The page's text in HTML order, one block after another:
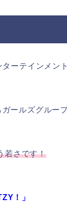
ーテインメン
ールズグルー
若さです！
！」